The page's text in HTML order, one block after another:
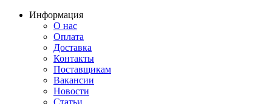
Информация
О нас
Оплата
Доставка
Контакты
Поставщикам
Вакансии
Новости
Статьи